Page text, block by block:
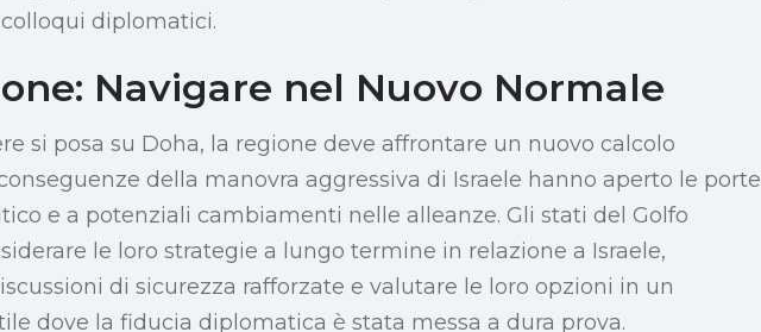
diplomatici.
Navigare nel Nuovo Normale
si posa su Doha, la regione deve affrontare un nuovo calcolo
della manovra aggressiva di Israele hanno aperto le porte
e a potenziali cambiamenti nelle alleanze. Gli stati del Golfo
le loro strategie a lungo termine in relazione a Israele,
di sicurezza rafforzate e valutare le loro opzioni in un
dove la fiducia diplomatica è stata messa a dura prova.